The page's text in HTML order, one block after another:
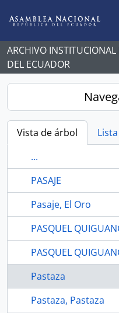
ARCHIVO
DEL ECUADOR
Vista de árbol Lista
...
PASAJE
Pasaje, El Oro
PASQUEL
PASQUEL
Pastaza
Pastaza, Pastaza